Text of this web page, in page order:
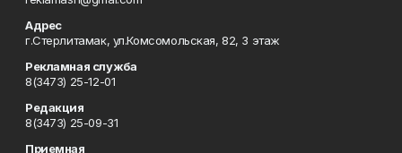
Адрес
г.Стерлитамак, ул.Комсомольская, 82, 3 этаж
Рекламная служба
8(3473) 25-12-01
Редакция
8(3473) 25-09-31
Приемная